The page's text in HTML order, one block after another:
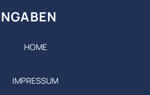
HOME
IMPRESSUM